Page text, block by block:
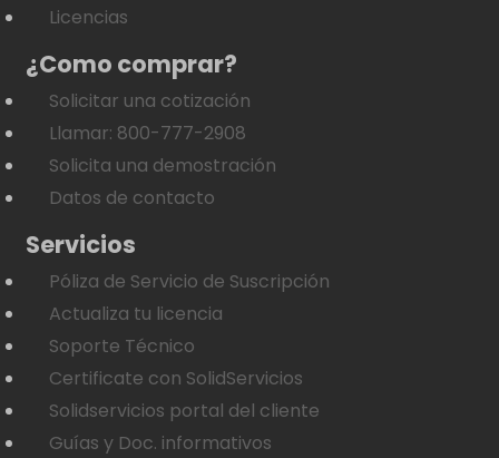
Licencias
¿Como comprar?
Solicitar una cotización
Llamar: 800-777-2908
Solicita una demostración
Datos de contacto
Servicios
Póliza de Servicio de Suscripción
Actualiza tu licencia
Soporte Técnico
Certificate con SolidServicios
Solidservicios portal del cliente
Guías y Doc. informativos